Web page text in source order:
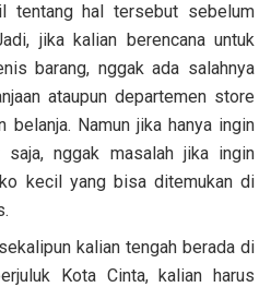
tentang hal tersebut sebelum
jika kalian berencana untuk
barang, nggak ada salahnya
ataupun departemen store
belanja. Namun jika hanya ingin
nggak masalah jika ingin
kecil yang bisa ditemukan di
kalian tengah berada di
Kota Cinta, kalian harus